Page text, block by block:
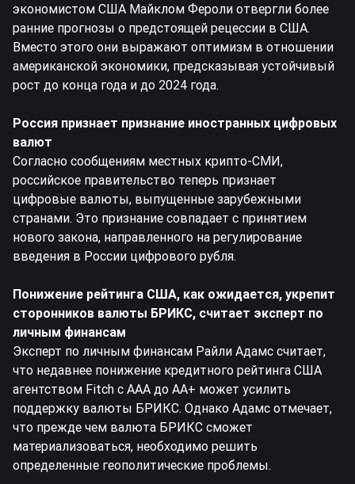
экономистом США Майклом Фероли отвергли более
ранние прогнозы о предстоящей рецессии в США.
Вместо этого они выражают оптимизм в отношении
американской экономики, предсказывая устойчивый
рост до конца года и до 2024 года.
Россия признает признание иностранных цифровых
валют
Согласно сообщениям местных крипто-СМИ,
российское правительство теперь признает
цифровые валюты, выпущенные зарубежными
странами. Это признание совпадает с принятием
нового закона, направленного на регулирование
введения в России цифрового рубля.
Понижение рейтинга США, как ожидается, укрепит
сторонников валюты БРИКС, считает эксперт по
личным финансам
Эксперт по личным финансам Райли Адамс считает,
что недавнее понижение кредитного рейтинга США
агентством Fitch с AAA до AA+ может усилить
поддержку валюты БРИКС. Однако Адамс отмечает,
что прежде чем валюта БРИКС сможет
материализоваться, необходимо решить
определенные геополитические проблемы.